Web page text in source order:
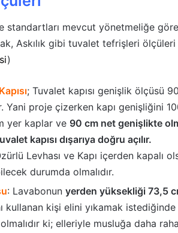
standartları mevcut yönetmeliğe
Askılık gibi tuvalet tefrişleri
)
; Tuvalet kapısı genişlik ölçüsü
Yani proje çizerken kapı genişliğini
yer kaplar ve 90 cm net genişlikte
kapısı dışarıya doğru açılır.
Levhası ve Kapı içerden kapalı
durumda olmalıdır.
: Lavabonun yerden yüksekliği 73,5
kullanan kişi elini yıkamak
ki; elleriyle musluğa daha